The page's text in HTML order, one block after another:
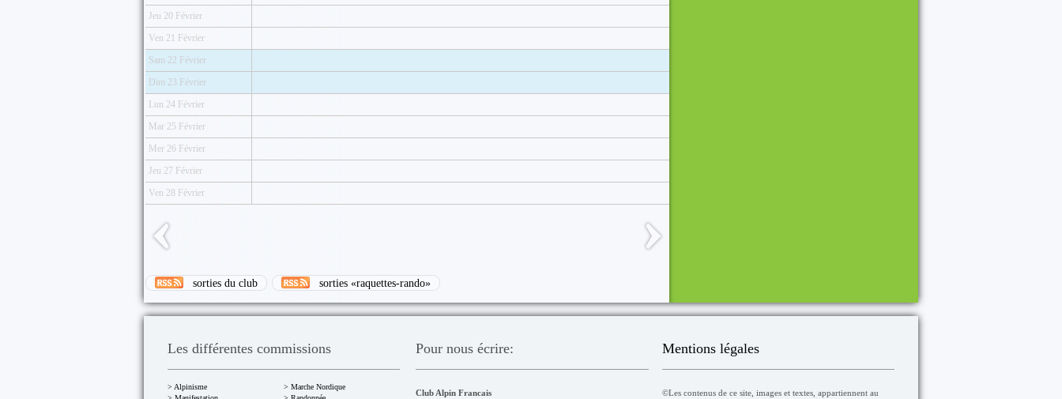
Jeu 20 Février
Ven 21 Février
Sam 22 Février
Dim 23 Février
Lun 24 Février
Mar 25 Février
Mer 26 Février
Jeu 27 Février
Ven 28 Février
sorties du club sorties «raquettes-rando»
Les différentes commissions
> Alpinisme
> Marche Nordique
Pour nous écrire:
Club Alpin Francais
Mentions légales
©Les contenus de ce site, images et textes, appartiennent au